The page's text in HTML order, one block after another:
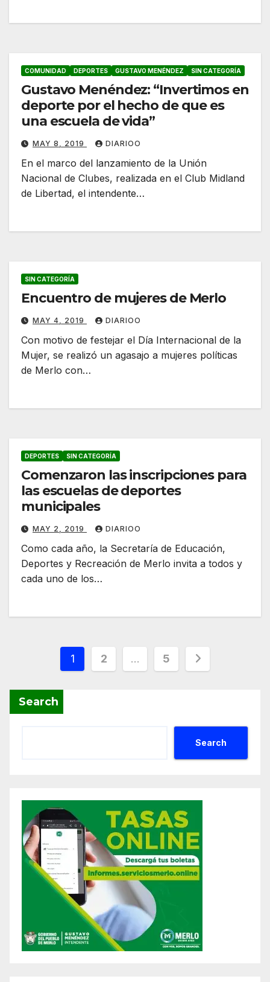
COMUNIDAD DEPORTES GUSTAVO MENÉNDEZ SIN CATEGORÍA
Gustavo Menéndez: “Invertimos en
deporte por el hecho de que es
una escuela de vida”
MAY 8, 2019 DIARIOO
En el marco del lanzamiento de la Unión
Nacional de Clubes, realizada en el Club Midland
de Libertad, el intendente…
SIN CATEGORÍA
Encuentro de mujeres de Merlo
MAY 4, 2019 DIARIOO
Con motivo de festejar el Día Internacional de la
Mujer, se realizó un agasajo a mujeres políticas
de Merlo con…
DEPORTES SIN CATEGORÍA
Comenzaron las inscripciones para
las escuelas de deportes
municipales
MAY 2, 2019 DIARIOO
Como cada año, la Secretaría de Educación,
Deportes y Recreación de Merlo invita a todos y
cada uno de los…
Posts
pagination
1 2 … 5
Search
Search